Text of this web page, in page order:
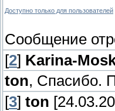
Доступно только для пользователей
Сообщение
[2] Karina-
ton, Спасибо.
[3] ton